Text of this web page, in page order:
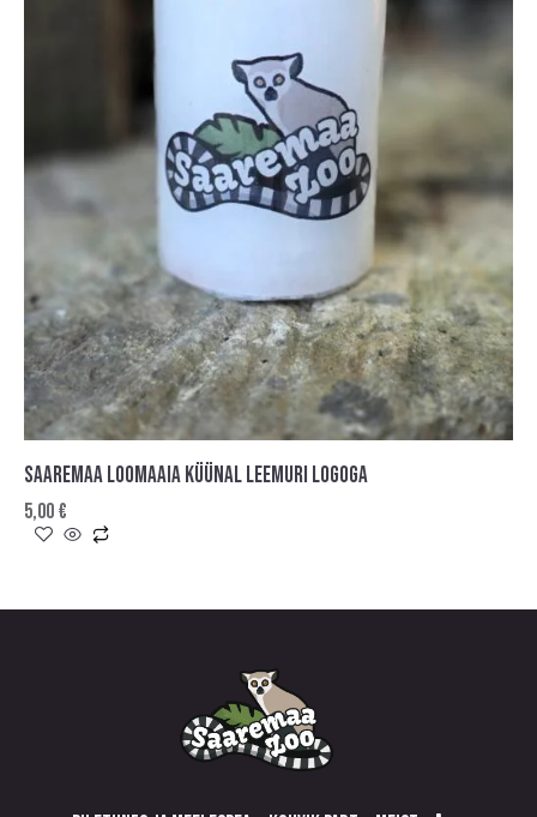
SAAREMAA LOOMAAIA KÜÜNAL LEEMURI LOGOGA
5,00€